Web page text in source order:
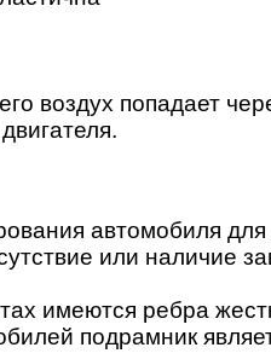
воздух попадает
автомобиля
или наличие
имеются ребра
подрамник